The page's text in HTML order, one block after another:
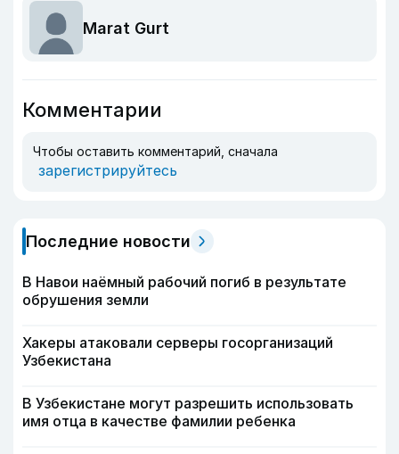
Marat Gurt
Комментарии
Чтобы оставить комментарий, сначала
зарегистрируйтесь
Последние новости
В Навои наёмный рабочий погиб в результате
обрушения земли
Хакеры атаковали серверы госорганизаций
Узбекистана
В Узбекистане могут разрешить использовать
имя отца в качестве фамилии ребенка